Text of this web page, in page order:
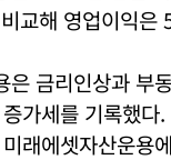
교해 영업이익
은 금리인상과 부
가세를 기록했
래에셋자산운용